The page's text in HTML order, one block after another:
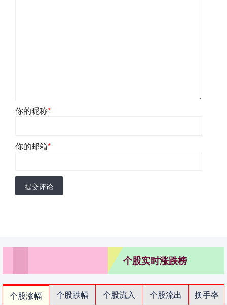
你的昵称*
你的邮箱*
提交评论
个股实时涨跌榜
个股涨幅 个股跌幅 个股流入 个股流出
换手率